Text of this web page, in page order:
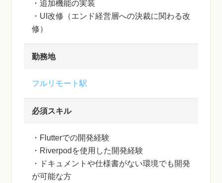
・追加機能の実装
・UI改修（エンド経営層への決裁に関わる改
修）
勤務地
フルリモート駅
必須スキル
・Flutterでの開発経験
・Riverpodを使用した開発経験
・ドキュメントや仕様書がない環境でも開発
が可能な方